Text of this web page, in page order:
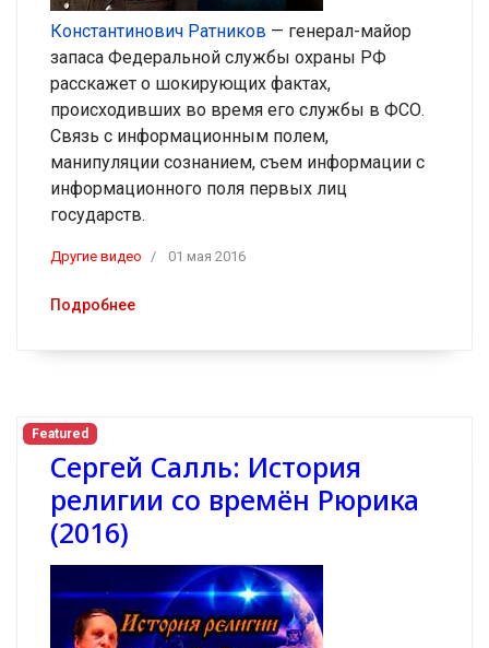
Константинович Ратников — генерал-майор
запаса Федеральной службы охраны РФ
расскажет о шокирующих фактах,
происходивших во время его службы в ФСО.
Связь с информационным полем,
манипуляции сознанием, съем информации с
информационного поля первых лиц
государств.
Другие видео 01 мая 2016
Подробнее
Featured
Сергей Салль: История
религии со времён Рюрика
(2016)